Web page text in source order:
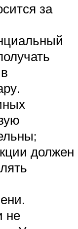
за
должен
не